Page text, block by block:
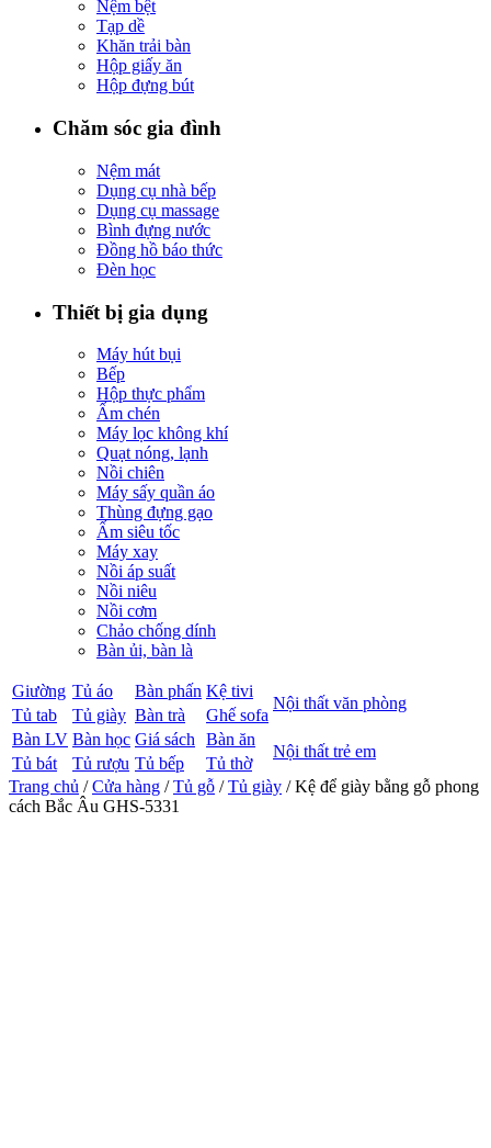
Nệm bệt
Tạp dề
Khăn trải bàn
Hộp giấy ăn
Hộp đựng bút
Chăm sóc gia đình
Nệm mát
Dụng cụ nhà bếp
Dụng cụ massage
Bình đựng nước
Đồng hồ báo thức
Đèn học
Thiết bị gia dụng
Máy hút bụi
Bếp
Hộp thực phẩm
Ấm chén
Máy lọc không khí
Quạt nóng, lạnh
Nồi chiên
Máy sấy quần áo
Thùng đựng gạo
Ấm siêu tốc
Máy xay
Nồi áp suất
Nồi niêu
Nồi cơm
Chảo chống dính
Bàn ủi, bàn là
Giường Tủ áo Bàn phấn Kệ tivi
Nội thất văn phòng
Tủ tab Tủ giày Bàn trà
Ghế sofa
Bàn LV Bàn học Giá sách Bàn ăn
Nội thất trẻ em
Tủ bát Tủ rượu Tủ bếp
Tủ thờ
Trang chủ /Cửa hàng /Tủ gỗ /Tủ giày / Kệ để giày bằng gỗ phong
cách Bắc Âu GHS-5331